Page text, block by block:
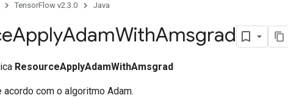
TensorFlow v2.3.0 Java
ApplyAdamWithAmsgrad
ResourceApplyAdamWithAmsgrad
com o algoritmo Adam.